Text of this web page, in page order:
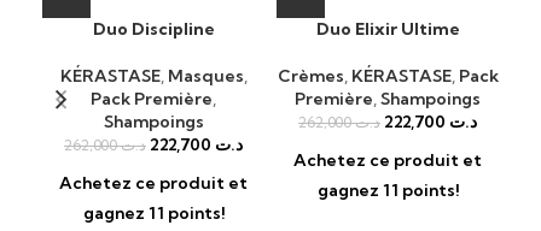
Duo Discipline
KÉRASTASE, Masques,
Pack Première,
Shampoings
د.ت262,000 د.ت
Achetez ce produit et
gagnez 11 points!
Duo Elixir Ultime
Crèmes, KÉRASTASE, Pack
Première,Shampoings
د.ت262,000 د.ت
Achetez ce produit et
gagnez 11 points!